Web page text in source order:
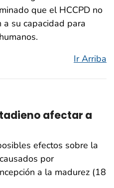
que el HCCPD no
su capacidad para
Ir Arriba
afectar a
efectos sobre la
por
a la madurez (18